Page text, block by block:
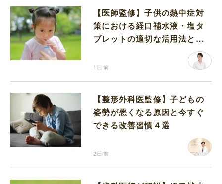
【医師監修】子供の熱中症対
策における経口補水液・塩タ
ブレットの適切な活用法と水
1日前
【整形外科医監修】子どもの
姿勢が悪くなる原因と今すぐ
できる改善習慣４選
2日前